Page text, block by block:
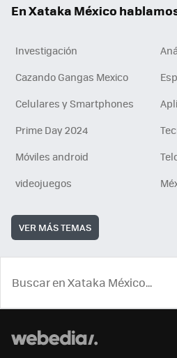
En Xataka México
Investigación
Cazando Gangas Mexico
Celulares y Smartphones
Prime Day 2024
Móviles android
videojuegos
VER MÁS TEMAS